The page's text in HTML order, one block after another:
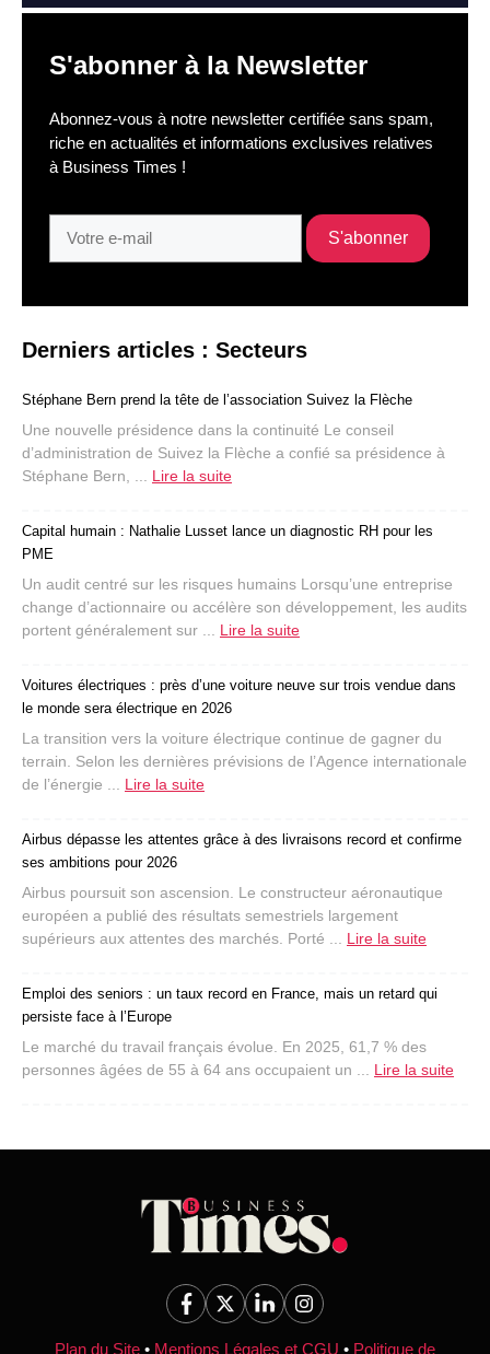
S'abonner à la Newsletter
Abonnez-vous à notre newsletter certifiée sans spam,
riche en actualités et informations exclusives relatives
à Business Times !
Derniers articles : Secteurs
Stéphane Bern prend la tête de l’association Suivez la Flèche
Une nouvelle présidence dans la continuité Le conseil
d’administration de Suivez la Flèche a confié sa présidence à
Stéphane Bern, ... Lire la suite
Capital humain : Nathalie Lusset lance un diagnostic RH pour les
PME
Un audit centré sur les risques humains Lorsqu’une entreprise
change d’actionnaire ou accélère son développement, les audits
portent généralement sur ... Lire la suite
Voitures électriques : près d’une voiture neuve sur trois vendue dans
le monde sera électrique en 2026
La transition vers la voiture électrique continue de gagner du
terrain. Selon les dernières prévisions de l’Agence internationale
de l’énergie ... Lire la suite
Airbus dépasse les attentes grâce à des livraisons record et confirme
ses ambitions pour 2026
Airbus poursuit son ascension. Le constructeur aéronautique
européen a publié des résultats semestriels largement
supérieurs aux attentes des marchés. Porté ... Lire la suite
Emploi des seniors : un taux record en France, mais un retard qui
persiste face à l’Europe
Le marché du travail français évolue. En 2025, 61,7 % des
personnes âgées de 55 à 64 ans occupaient un ... Lire la suite
Plan du Site • Mentions Légales et CGU • Politique de